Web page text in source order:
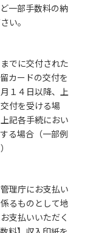
一部手数料の納
い。
でに交付された
カードの交付を
１４日以降、上
付を受ける場
記各手続におい
る場合（一部例
理庁にお支払い
るものとして地
支払いいただく